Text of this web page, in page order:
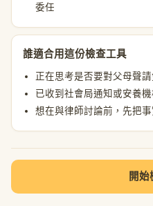
委任
誰適合用這份檢查工具
正在思考是否要對父母聲
已收到社會局通知或安養
想在與律師討論前，先把
開